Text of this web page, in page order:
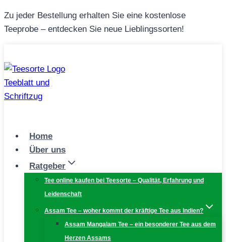
Zum
Inhalt
Zu jeder Bestellung erhalten Sie eine kostenlose
Teeprobe – entdecken Sie neue Lieblingssorten!
Home
Über uns
Ratgeber
Tee online kaufen bei Teesorte – Qualität, Erfahrung und
Leidenschaft
Assam Tee – woher kommt der kräftige Tee aus Indien?
Assam Mangalam Tee – ein besonderer Tee aus dem
Herzen Assams